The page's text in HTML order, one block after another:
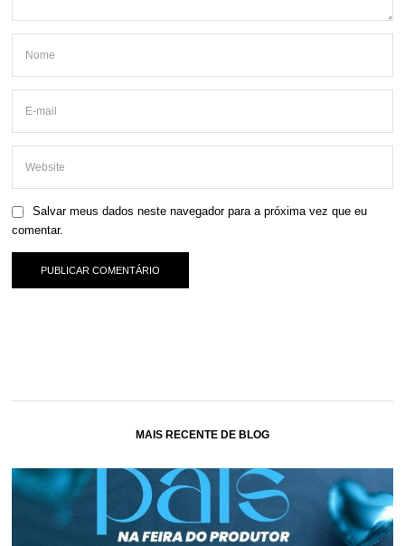
Salvar meus dados neste navegador para a próxima vez que eu
comentar.
MAIS RECENTE DE BLOG